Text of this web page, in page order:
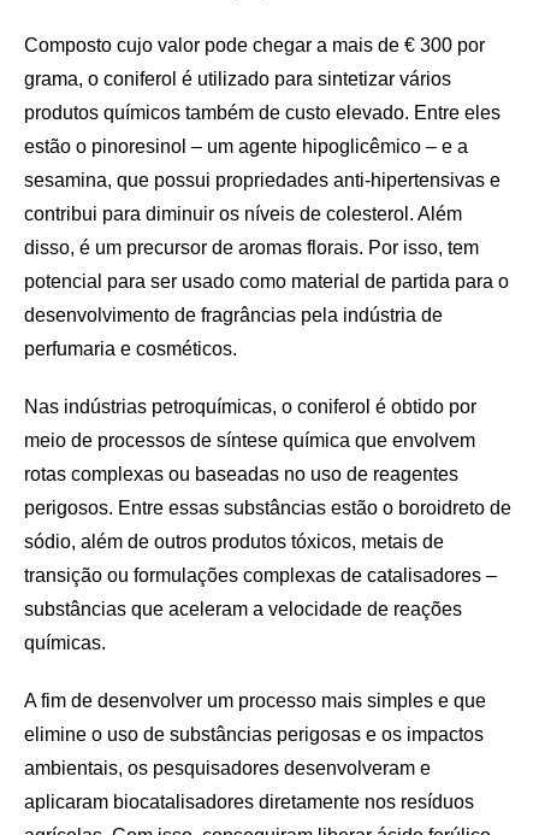
Composto cujo valor pode chegar a mais de € 300 por
grama, o coniferol é utilizado para sintetizar vários
produtos químicos também de custo elevado. Entre eles
estão o pinoresinol – um agente hipoglicêmico – e a
sesamina, que possui propriedades anti-hipertensivas e
contribui para diminuir os níveis de colesterol. Além
disso, é um precursor de aromas florais. Por isso, tem
potencial para ser usado como material de partida para o
desenvolvimento de fragrâncias pela indústria de
perfumaria e cosméticos.
Nas indústrias petroquímicas, o coniferol é obtido por
meio de processos de síntese química que envolvem
rotas complexas ou baseadas no uso de reagentes
perigosos. Entre essas substâncias estão o boroidreto de
sódio, além de outros produtos tóxicos, metais de
transição ou formulações complexas de catalisadores –
substâncias que aceleram a velocidade de reações
químicas.
A fim de desenvolver um processo mais simples e que
elimine o uso de substâncias perigosas e os impactos
ambientais, os pesquisadores desenvolveram e
aplicaram biocatalisadores diretamente nos resíduos